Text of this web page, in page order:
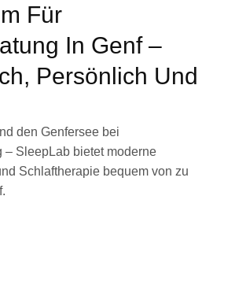
Für
In Genf –
Persönlich Und